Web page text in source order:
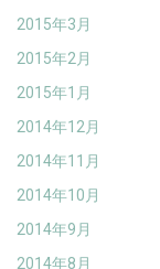
2015年3月
2015年2月
2015年1月
2014年12月
2014年11月
2014年10月
2014年9月
2014年8月